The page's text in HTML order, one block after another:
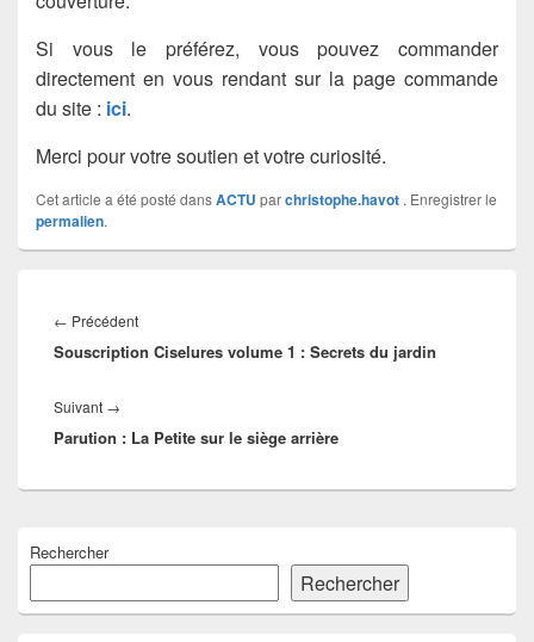
Si vous le préférez, vous pouvez commander
directement en vous rendant sur la page commande
du site : ici.
Merci pour votre soutien et votre curiosité.
Cet article a été posté dansACTU parchristophe.havot . Enregistrer le
permalien.
de
l’article
← PrécédentArticle
précédent :
Souscription Ciselures volume 1 : Secrets du jardin
Suivant →
suivant :
Parution : La Petite sur le siège arrière
principale
widget
pour
Rechercher
Rechercher